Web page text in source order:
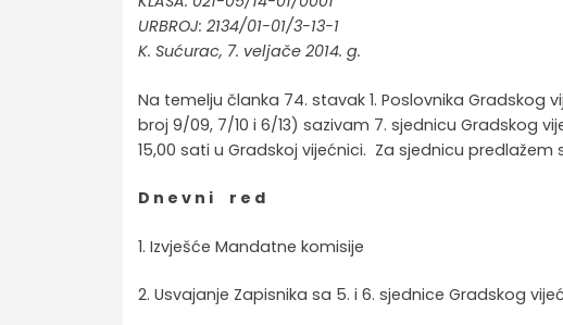
URBROJ: 2134/01-01/3-13-1
K. Sućurac, 7. veljače 2014. g.
Na temelju članka 74. stavak 1. Poslovnika Gradskog
broj 9/09, 7/10 i 6/13) sazivam 7. sjednicu Gradskog
15,00 sati u Gradskoj vijećnici. Za sjednicu predlažem
D n e v n i r e d
1. Izvješće Mandatne komisije
2. Usvajanje Zapisnika sa 5. i 6. sjednice Gradskog